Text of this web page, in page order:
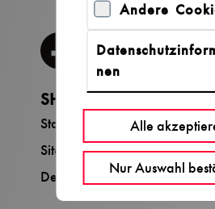
Andere
nen
Alle
Nur Auswahl
SHOP
Startseite
Sitemap
Deutsches Museum